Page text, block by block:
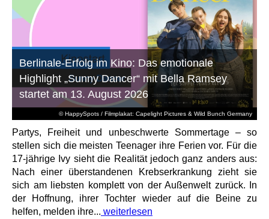
© HappySpots / Filmplakat: Capelight Pictures & Wild Bunch Germany
Berlinale-Erfolg im Kino: Das emotionale
Highlight „Sunny Dancer“ mit Bella Ramsey
startet am 13. August 2026
Partys, Freiheit und unbeschwerte Sommertage – so
stellen sich die meisten Teenager ihre Ferien vor. Für die
17-jährige Ivy sieht die Realität jedoch ganz anders aus:
Nach einer überstandenen Krebserkrankung zieht sie
sich am liebsten komplett von der Außenwelt zurück. In
der Hoffnung, ihrer Tochter wieder auf die Beine zu
helfen, melden ihre... weiterlesen